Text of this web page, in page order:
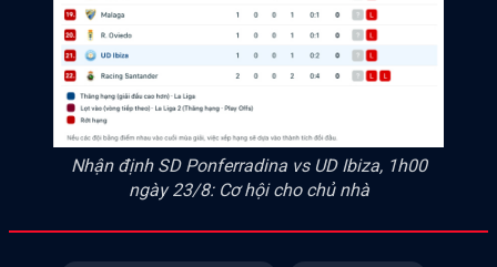
Nhận định SD Ponferradina vs UD Ibiza, 1h00
ngày 23/8: Cơ hội cho chủ nhà